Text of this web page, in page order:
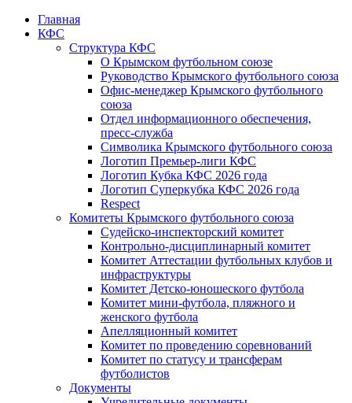
Главная
КФС
Структура КФС
О Крымском футбольном союзе
Руководство Крымского футбольного союза
Офис-менеджер Крымского футбольного
союза
Отдел информационного обеспечения,
пресс-служба
Символика Крымского футбольного союза
Логотип Премьер-лиги КФС
Логотип Кубка КФС 2026 года
Логотип Суперкубка КФС 2026 года
Respect
Комитеты Крымского футбольного союза
Судейско-инспекторский комитет
Контрольно-дисциплинарный комитет
Комитет Аттестации футбольных клубов и
инфраструктуры
Комитет Детско-юношеского футбола
Комитет мини-футбола, пляжного и
женского футбола
Апелляционный комитет
Комитет по проведению соревнований
Комитет по статусу и трансферам
футболистов
Документы